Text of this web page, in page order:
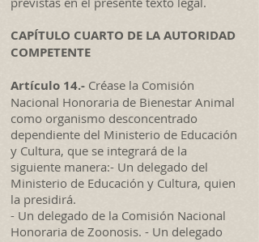
CAPÍTULO CUARTO DE LA AUTORIDAD
COMPETENTE
Artículo 14.- Créase la Comisión
Nacional Honoraria de Bienestar Animal
como organismo desconcentrado
dependiente del Ministerio de Educación
y Cultura, que se integrará de la
siguiente manera:- Un delegado del
Ministerio de Educación y Cultura, quien
la presidirá.
- Un delegado de la Comisión Nacional
Honoraria de Zoonosis. - Un delegado